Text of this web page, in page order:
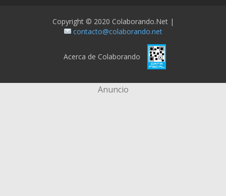
Copyright © 2020 Colaborando.net |
contacto@colaborando.net
Acerca de Colaborando
Anuncio